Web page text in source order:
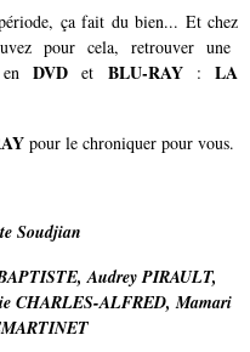
ça fait du bien... Et chez
pour cela, retrouver une
enDVD et BLU-RAY:LA
pour le chroniquer pour vous.
Soudjian
,Audrey PIRAULT,
CHARLES-ALFRED,Mamari